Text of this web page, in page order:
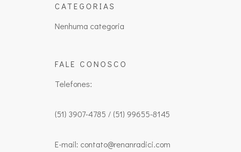
CATEGORIAS
Nenhuma categoria
FALE CONOSCO
Telefones:
(51) 3907-4785 / (51) 99655-8145
E-mail: contato@renanradici.com